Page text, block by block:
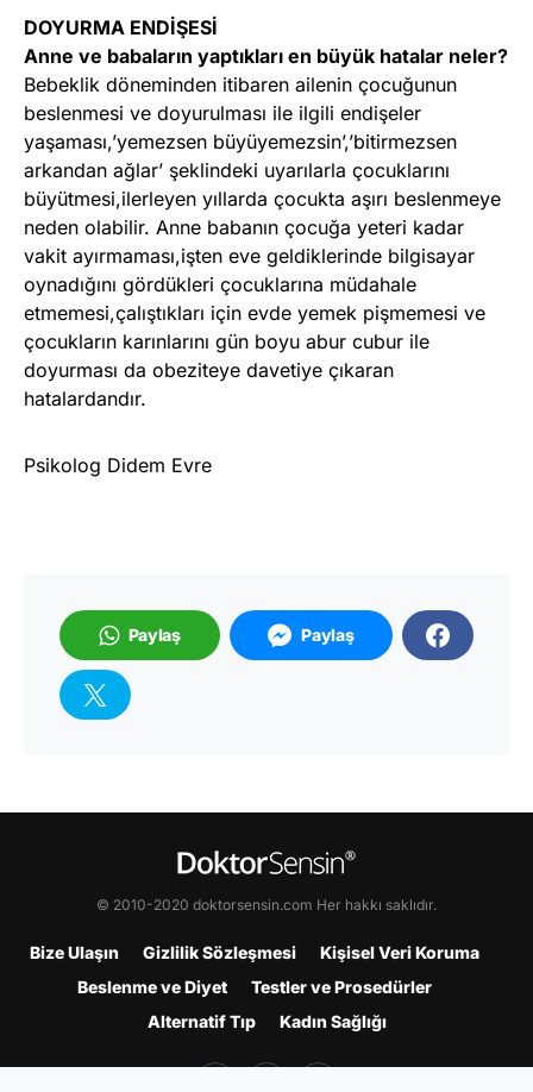
DOYURMA ENDİŞESİ
Anne ve babaların yaptıkları en büyük hatalar neler?
Bebeklik döneminden itibaren ailenin çocuğunun
beslenmesi ve doyurulması ile ilgili endişeler
yaşaması,’yemezsen büyüyemezsin’,’bitirmezsen
arkandan ağlar’ şeklindeki uyarılarla çocuklarını
büyütmesi,ilerleyen yıllarda çocukta aşırı beslenmeye
neden olabilir. Anne babanın çocuğa yeteri kadar
vakit ayırmaması,işten eve geldiklerinde bilgisayar
oynadığını gördükleri çocuklarına müdahale
etmemesi,çalıştıkları için evde yemek pişmemesi ve
çocukların karınlarını gün boyu abur cubur ile
doyurması da obeziteye davetiye çıkaran
hatalardandır.
Psikolog Didem Evre
Paylaş Paylaş
© 2010-2020 doktorsensin.com Her hakkı saklıdır.
Bize Ulaşın Gizlilik Sözleşmesi
Kişisel Veri Koruma
Beslenme ve Diyet
Testler ve Prosedürler
Alternatif Tıp
Kadın Sağlığı